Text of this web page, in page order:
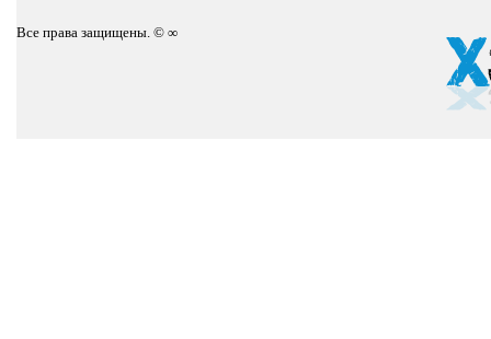
Все права защищены. © ∞